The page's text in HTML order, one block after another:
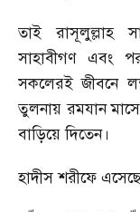
তাই রাসূলুল্লাহ
সাহাবীগণ এবং
সকলেরই জীবনে
তুলনায় রমযান
বাড়িয়ে দিতেন।
হাদীস শরীফে এসেছে